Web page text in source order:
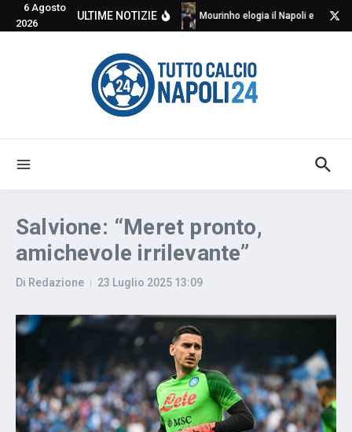
Salta al contenuto
6 Agosto
2026
ULTIME NOTIZIE Mourinho elogia il Napoli e critica
Salvione: “Meret pronto,
amichevole irrilevante”
Di Redazione 23 Luglio 2025 13:09